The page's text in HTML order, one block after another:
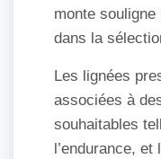
monte souligne
dans la
Les lignées
associées à
souhaitables
l’endurance,